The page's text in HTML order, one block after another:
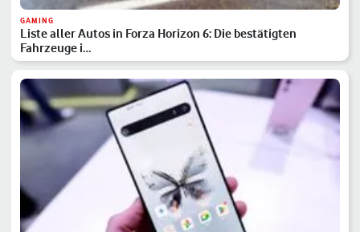
GAMING
Liste aller Autos in Forza Horizon 6: Die bestätigten
Fahrzeuge i…